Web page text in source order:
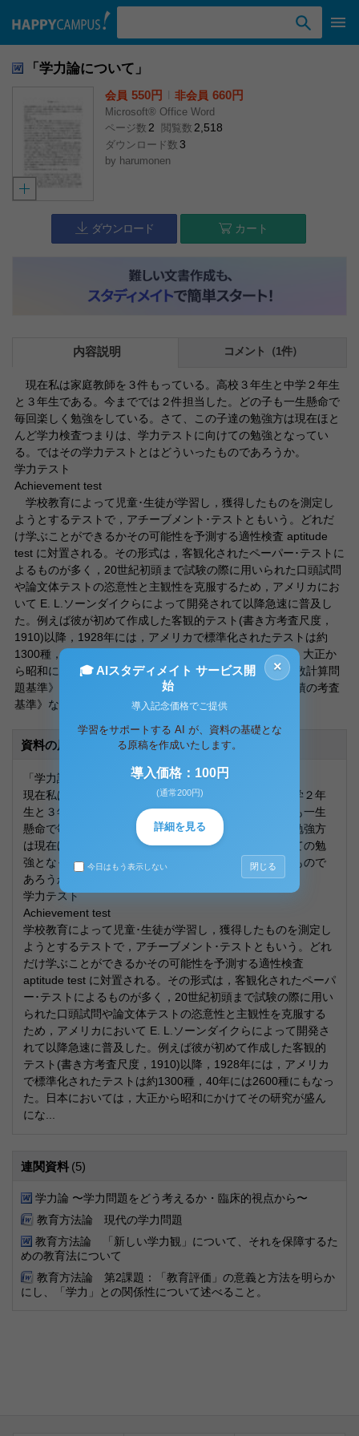
「学力論について」
会員 550円 非会員 660円
Microsoft® Office Word
ページ数 2 閲覧数 2,518
ダウンロード数 3
by harumonen
ダウンロード カート
内容説明 コメント（1件）
現在私は家庭教師を３件もっている。高校３年生と中学２年生
と３年生である。今まででは２件担当した。どの子も一生懸命で
毎回楽しく勉強をしている。さて、この子達の勉強方は現在ほと
んど学力検査つまりは、学力テストに向けての勉強となってい
る。ではその学力テストとはどういったものであろうか。
学力テスト
Achievement test
学校教育によって児童･生徒が学習し，獲得したものを測定し
ようとするテストで，アチーブメント･テストともいう。どれだ
け学ぶことができるかその可能性を予測する適性検査 aptitude
test に対置される。その形式は，客観化されたペーパー･テストに
よるものが多く，20世紀初頭まで試験の際に用いられた口頭試問
や論文体テストの恣意性と主観性を克服するため，アメリカにお
いて E. L.ソーンダイクらによって開発されて以降急速に普及し
た。例えば彼が初めて作成した客観的テスト(書き方考査尺度，
1910)以降，1928年には，アメリカで標準化されたテストは約
1300種，40年には2600種にもなった。日本においては，大正か
ら昭和にかけてその研究が盛んになり，田中寛一の《算数計算問
題基準》《算数応用問題の考査基準》《国語書き取り成績の考査
基準》などはその代表的なものである。
資料の原本内容
「学力論について」
現在私は家庭教師を３件もっている。高校３年生と中学２年
生と３年生である。今まででは２件担当した。どの子も一生
懸命で毎回楽しく勉強をしている。さて、この子達の勉強方
は現在ほとんど学力検査つまりは、学力テストに向けての勉
強となっている。ではその学力テストとはどういったもので
あろうか。
学力テスト
Achievement test
学校教育によって児童･生徒が学習し，獲得したものを測定し
ようとするテストで，アチーブメント･テストともいう。どれ
だけ学ぶことができるかその可能性を予測する適性検査
aptitude test に対置される。その形式は，客観化されたペーパ
ー･テストによるものが多く，20世紀初頭まで試験の際に用い
られた口頭試問や論文体テストの恣意性と主観性を克服する
ため，アメリカにおいて E. L.ソーンダイクらによって開発さ
れて以降急速に普及した。例えば彼が初めて作成した客観的
テスト(書き方考査尺度，1910)以降，1928年には，アメリカ
で標準化されたテストは約1300種，40年には2600種にもなっ
た。日本においては，大正から昭和にかけてその研究が盛ん
にな...
連関資料 (5)
学力論 〜学力問題をどう考えるか・臨床的視点から〜
教育方法論 現代の学力問題
教育方法論 「新しい学力観」について、それを保障するた
めの教育法について
教育方法論 第2課題：「教育評価」の意義と方法を明らか
にし、「学力」との関係性について述べること。
×
🎓 AIスタディメイト サービス開
始
導入記念価格でご提供
学習をサポートする AI が、資料の基礎とな
る原稿を作成いたします。
導入価格：100円
(通常200円)
詳細を見る
今日はもう表示しない 閉じる